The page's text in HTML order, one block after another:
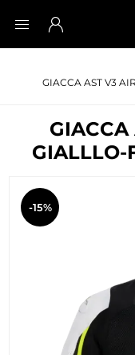
GIACCA AST V3
GIACCA
GIALLLO-
-15%